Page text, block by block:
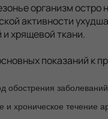
организм остро
активности
и хрящевой ткани.
показаний к
обострения заболеваний
и хроническое течение